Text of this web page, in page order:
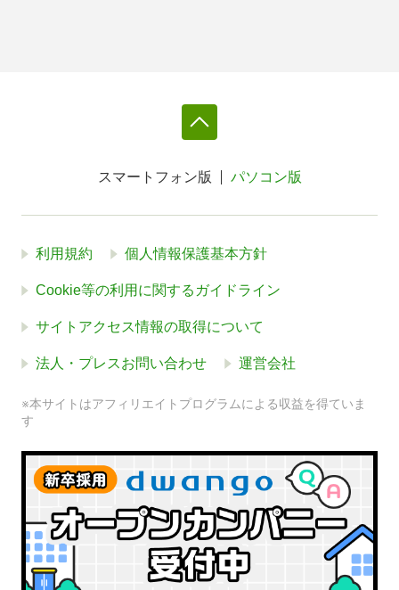
スマートフォン版 パソコン版
利用規約 個人情報保護基本方針
Cookie等の利用に関するガイドライン
サイトアクセス情報の取得について
法人・プレスお問い合わせ 運営会社
※本サイトはアフィリエイトプログラムによる収益を得ていま
す